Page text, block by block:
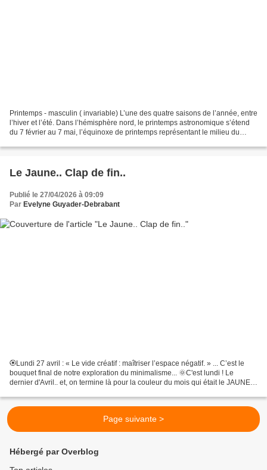
Printemps - masculin ( invariable) L’une des quatre saisons de l’année, entre
l’hiver et l’été. Dans l’hémisphère nord, le printemps astronomique s’étend
du 7 février au 7 mai, l’équinoxe de printemps représentant le milieu du
Le Jaune.. Clap de fin..
Publié le 27/04/2026 à 09:09
Par Evelyne Guyader-Debrabant
🏵️Lundi 27 avril : « Le vide créatif : maîtriser l’espace négatif. » ... C’est le
bouquet final de notre exploration du minimalisme... 🌞C'est lundi ! Le
dernier d'Avril.. et, on termine là pour la couleur du mois qui était le JAUNE ..
Page suivante >
Hébergé par Overblog